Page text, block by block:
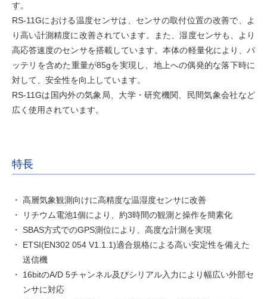
す。
RS-11Gにおける温度センサは、センサの取付位置の改善で、よ
り高い計測精度に改善されています。また、湿度センサも、より
高応答速度のセンサを搭載しています。本体の軽量化により、バ
ッテリを含めた重量が85gを実現し、地上への偶発的な落下時に
対して、安全性を向上しています。
RS-11Gは国内外の気象局、大学・研究機関、民間気象会社など
広く使用されています。
特長
高層気象観測向けに高精度な温湿度センサに改善
リチウム電池1個により、約3時間の観測と操作を簡素化
SBAS方式でのGPS測位により、高度な計測を実現
ETSI(EN302 054 V1.1.1)適合規格による高い安定性を備えた
送信機
16bitのA/D 5チャンネル及びシリアル入力により幅広い外部セ
ンサに対応